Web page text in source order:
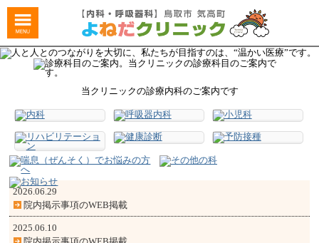
当クリニックの診療内科のご案内です
2026.06.29
院内掲示事項のWEB掲載
2025.06.10